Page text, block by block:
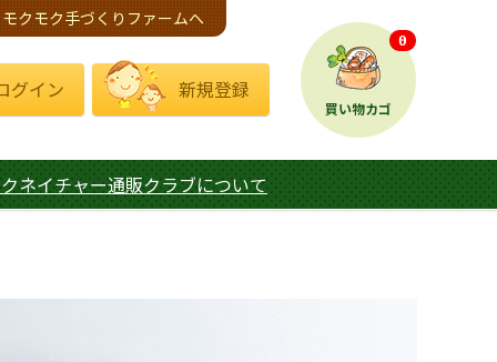
モクモク手づくりファームへ
グイン 新規登録
買い物カゴ
0
ネイチャー通販クラブについて